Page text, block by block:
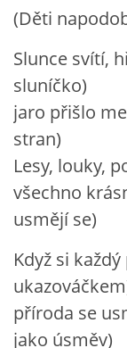
SVĚTOVÝ DEN
KREATIVNÍ
RECENZE NA KNIHY
RECENZE NA
MIKULÁŠSKÁ
VÁNOČNÍ
(Děti
Slunce svítí,
sluníčko)
jaro přišlo
stran)
Lesy, louky,
všechno
usmějí se)
Když si
příroda se
jako úsměv)